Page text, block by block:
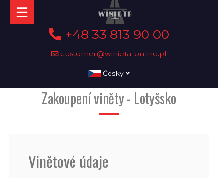
+48 33 813 90 00
customer@winieta-online.pl
Česky
Zakoupení viněty - Lotyšsko
Vinětové údaje